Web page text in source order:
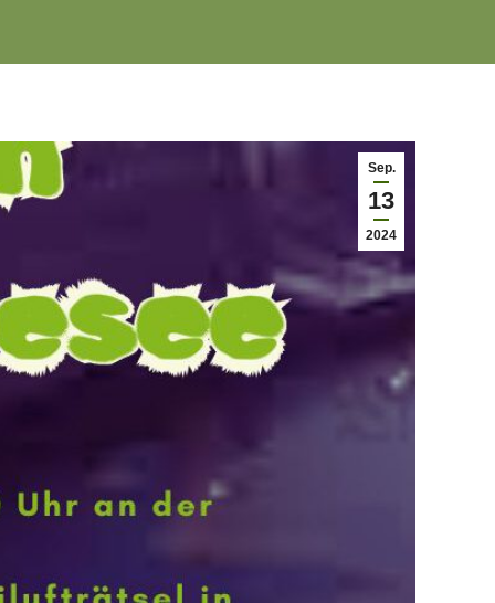
Sep.
13
2024